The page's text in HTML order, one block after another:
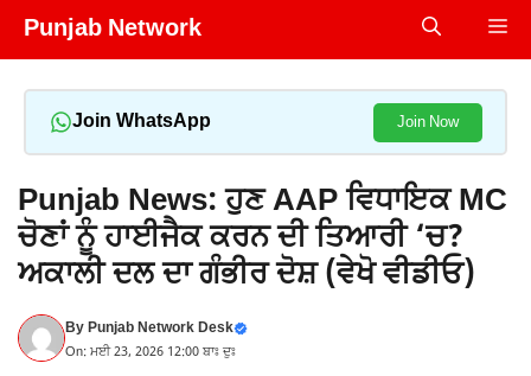
Skip
Punjab Network
Join WhatsApp Join Now
Punjab News: ਹੁਣ AAP ਵਿਧਾਇਕ MC
ਚੋਣਾਂ ਨੂੰ ਹਾਈਜੈਕ ਕਰਨ ਦੀ ਤਿਆਰੀ ‘ਚ?
ਅਕਾਲੀ ਦਲ ਦਾ ਗੰਭੀਰ ਦੋਸ਼ (ਵੇਖੋ ਵੀਡੀਓ)
ByPunjab Network Desk
On: ਮਈ 23, 2026 12:00 ਬਾਃ ਦੁਃ